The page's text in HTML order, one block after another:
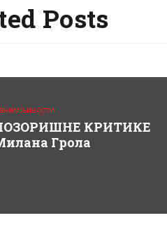
Posts
КРИТИКЕ
Грола